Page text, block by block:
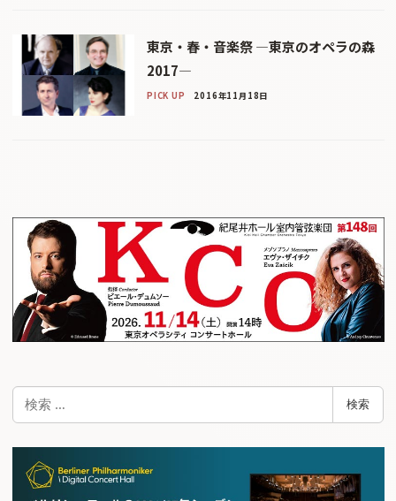
東京・春・音楽祭 ―東京のオペラの森
2017―
PICK UP 2016年11月18日
検
検索